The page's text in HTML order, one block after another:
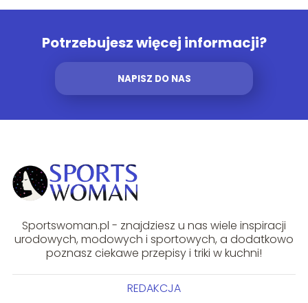
Potrzebujesz więcej informacji?
NAPISZ DO NAS
Sportswoman.pl - znajdziesz u nas wiele inspiracji
urodowych, modowych i sportowych, a dodatkowo
poznasz ciekawe przepisy i triki w kuchni!
REDAKCJA